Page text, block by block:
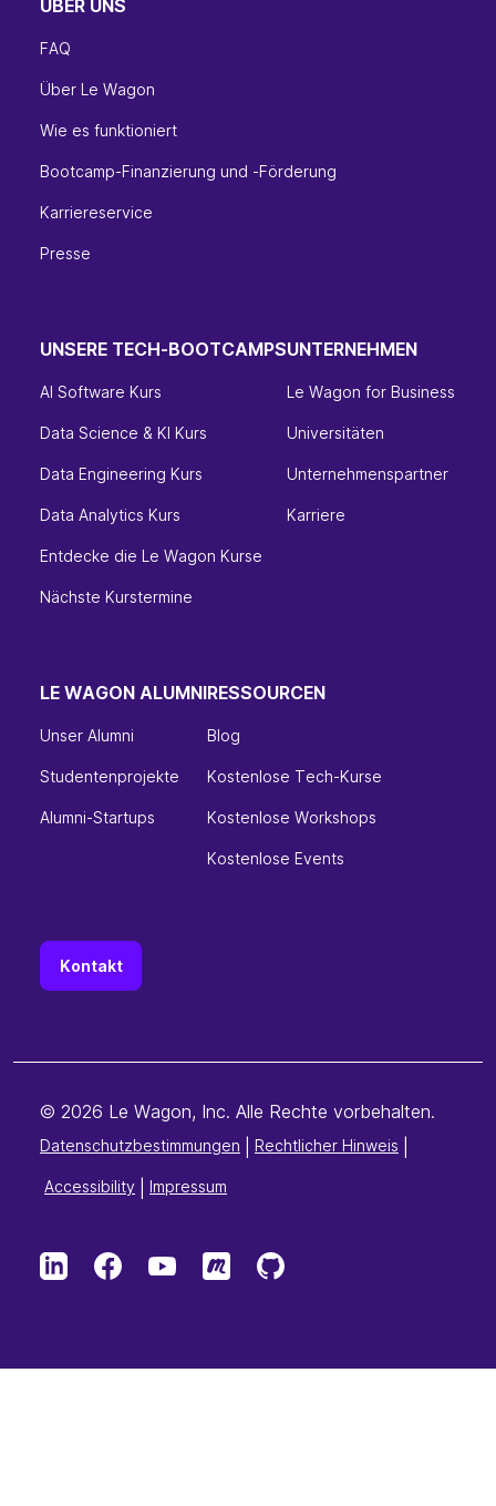
ÜBER UNS
FAQ
Über Le Wagon
Wie es funktioniert
Bootcamp-Finanzierung und -Förderung
Karriereservice
Presse
UNSERE TECH-BOOTCAMPS
AI Software Kurs
Data Science & KI Kurs
Data Engineering Kurs
Data Analytics Kurs
Entdecke die Le Wagon Kurse
Nächste Kurstermine
UNTERNEHMEN
Le Wagon for Business
Universitäten
Unternehmenspartner
Karriere
LE WAGON ALUMNI
Unser Alumni
Studentenprojekte
Alumni-Startups
RESSOURCEN
Blog
Kostenlose Tech-Kurse
Kostenlose Workshops
Kostenlose Events
Kontakt
© 2026 Le Wagon, Inc. Alle Rechte vorbehalten.
Datenschutzbestimmungen Rechtlicher Hinweis
Accessibility Impressum